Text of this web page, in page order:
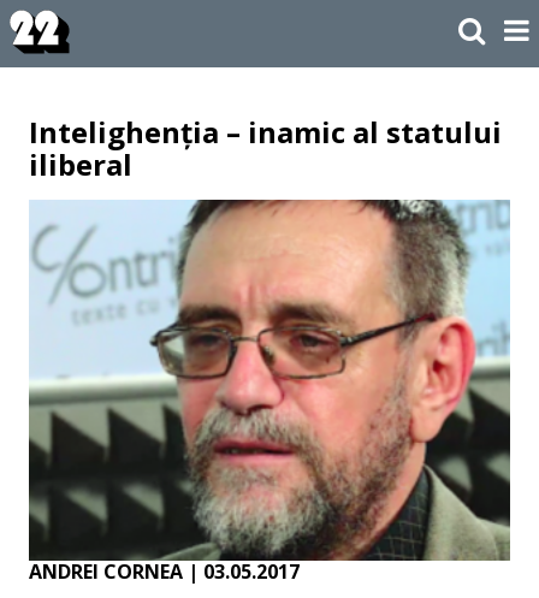
Intelighenția – inamic al statului
iliberal
ANDREI CORNEA | 03.05.2017